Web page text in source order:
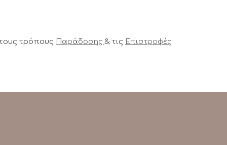
τρόπους Παράδοσης & τις Επιστροφές